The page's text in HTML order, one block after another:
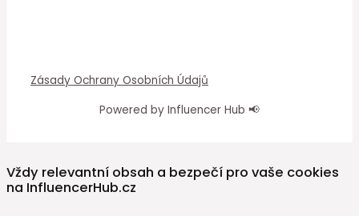
Zásady Ochrany Osobních Údajů
Powered by Influencer Hub 📢
Vždy relevantní obsah a bezpečí pro vaše cookies
na InfluencerHub.cz